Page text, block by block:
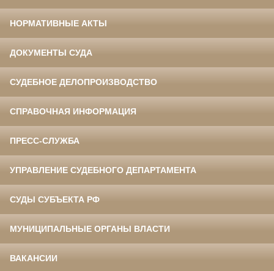
НОРМАТИВНЫЕ АКТЫ
ДОКУМЕНТЫ СУДА
СУДЕБНОЕ ДЕЛОПРОИЗВОДСТВО
СПРАВОЧНАЯ ИНФОРМАЦИЯ
ПРЕСС-СЛУЖБА
УПРАВЛЕНИЕ СУДЕБНОГО ДЕПАРТАМЕНТА
СУДЫ СУБЪЕКТА РФ
МУНИЦИПАЛЬНЫЕ ОРГАНЫ ВЛАСТИ
ВАКАНСИИ